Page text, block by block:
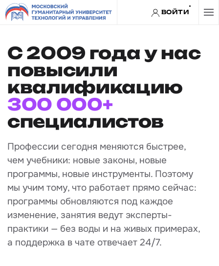
Перейти к содержимому
ВОЙТИ
С 2009 года у нас
повысили
квалификацию
300 000+
специалистов
Профессии сегодня меняются быстрее,
чем учебники: новые законы, новые
программы, новые инструменты. Поэтому
мы учим тому, что работает прямо сейчас:
программы обновляются под каждое
изменение, занятия ведут эксперты-
практики — без воды и на живых примерах,
а поддержка в чате отвечает 24/7.